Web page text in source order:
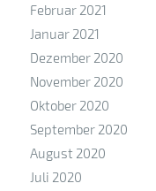
Februar 2021
Januar 2021
Dezember 2020
November 2020
Oktober 2020
September 2020
August 2020
Juli 2020